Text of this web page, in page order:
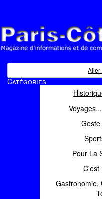
Magazine d'informations etAller
Catégories
Pour La
C'est